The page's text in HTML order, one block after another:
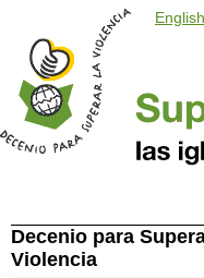
English
Decenio para
Violencia